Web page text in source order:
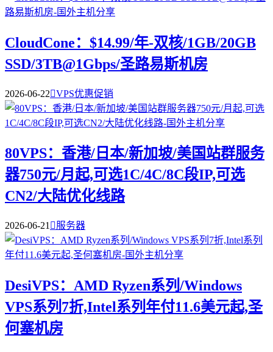
CloudCone：$14.99/年-双核/1GB/20GB
SSD/3TB@1Gbps/圣路易斯机房
2026-06-22VPS优惠促销
80VPS：香港/日本/新加坡/美国站群服务
器750元/月起,可选1C/4C/8C段IP,可选
CN2/大陆优化线路
2026-06-21 服务器
DesiVPS：AMD Ryzen系列/Windows
VPS系列7折,Intel系列年付11.6美元起,圣
何塞机房